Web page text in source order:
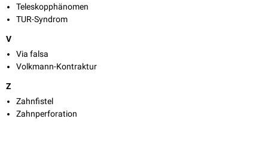
Teleskopphänomen
TUR-Syndrom
V
Via falsa
Volkmann-Kontraktur
Z
Zahnfistel
Zahnperforation